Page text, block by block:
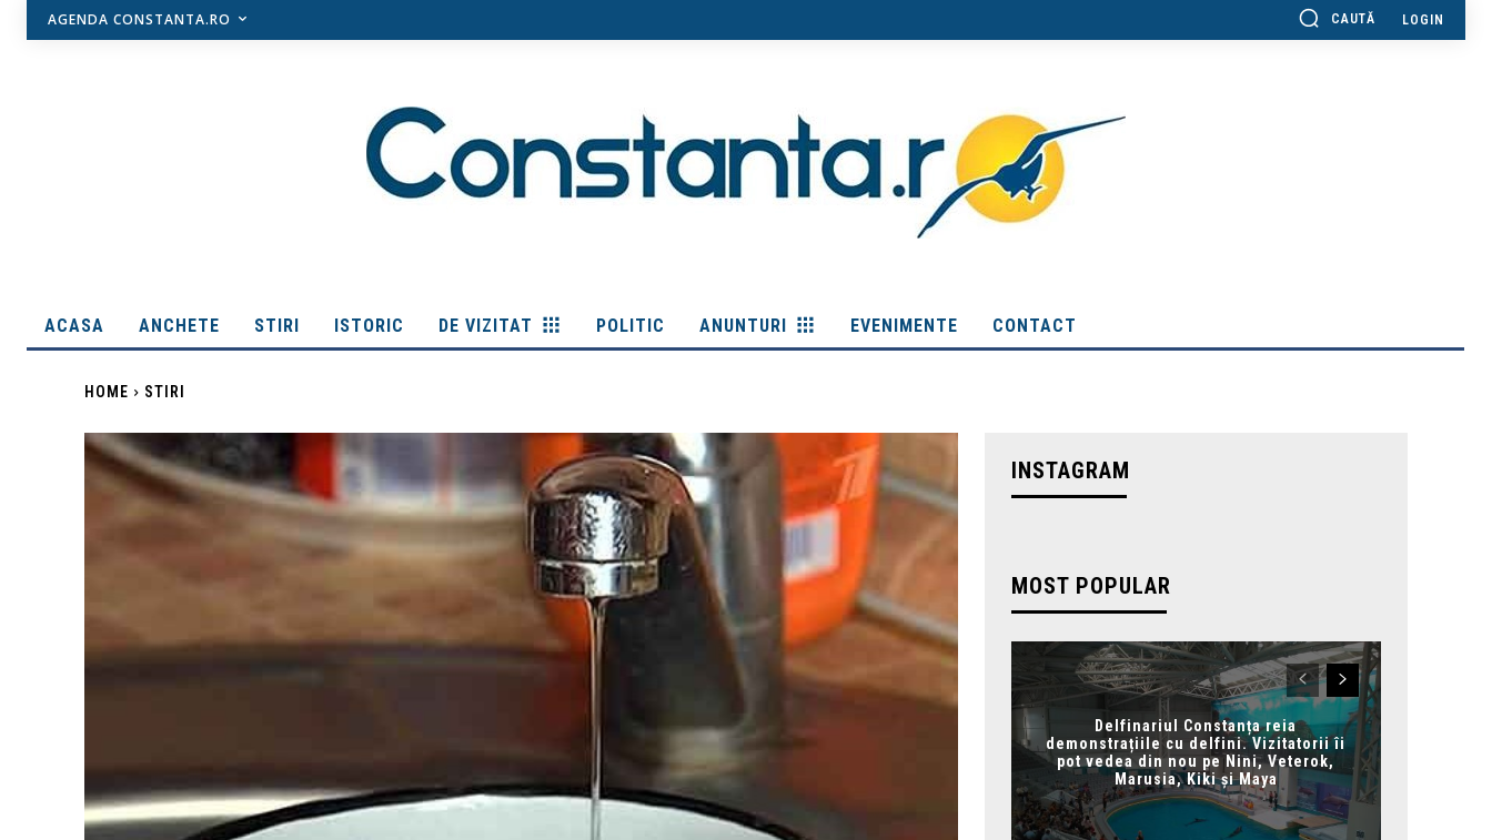
AGENDA CONSTANTA.RO CAUTĂ LOGIN
ACASA ANCHETE STIRI ISTORIC DE VIZITAT POLITIC ANUNTURI EVENIMENTE CONTACT
HOME STIRI
INSTAGRAM
MOST POPULAR
Delfinariul Constanța reia
demonstrațiile cu delfini. Vizitatorii îi
pot vedea din nou pe Nini, Veterok,
Marusia, Kiki și Maya